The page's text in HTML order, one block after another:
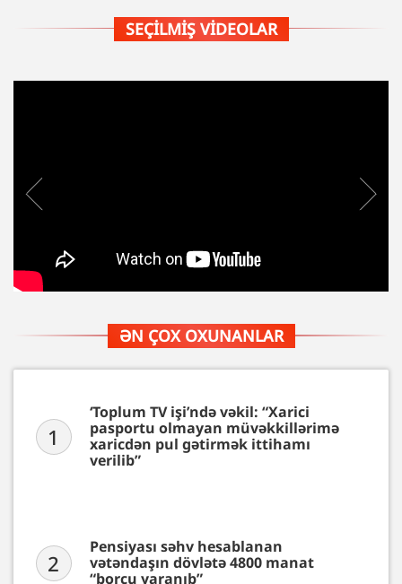
SEÇILMIŞ VIDEOLAR
ƏN ÇOX OXUNANLAR
1
‘Toplum TV işi’ndə vəkil: “Xarici
pasportu olmayan müvəkkillərimə
xaricdən pul gətirmək ittihamı
verilib”
2
Pensiyası səhv hesablanan
vətəndaşın dövlətə 4800 manat
“borcu yaranıb”